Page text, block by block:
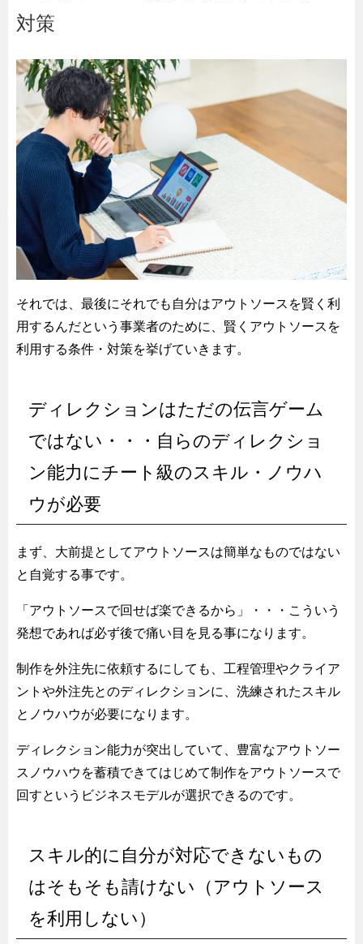
対策
それでは、最後にそれでも自分はアウトソースを賢く利
用するんだという事業者のために、賢くアウトソースを
利用する条件・対策を挙げていきます。
ディレクションはただの伝言ゲーム
ではない・・・自らのディレクショ
ン能力にチート級のスキル・ノウハ
ウが必要
まず、大前提としてアウトソースは簡単なものではない
と自覚する事です。
「アウトソースで回せば楽できるから」・・・こういう
発想であれば必ず後で痛い目を見る事になります。
制作を外注先に依頼するにしても、工程管理やクライア
ントや外注先とのディレクションに、洗練されたスキル
とノウハウが必要になります。
ディレクション能力が突出していて、豊富なアウトソー
スノウハウを蓄積できてはじめて制作をアウトソースで
回すというビジネスモデルが選択できるのです。
スキル的に自分が対応できないもの
はそもそも請けない（アウトソース
を利用しない）